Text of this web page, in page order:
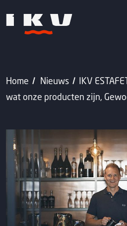
Home Nieuws
IKV
wat onze producten zijn,